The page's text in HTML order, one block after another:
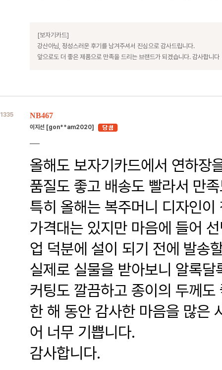
[보자기카드]
강산아님, 정성스러운 후기를 남겨주셔서 진심으로 감사드립니다.
앞으로도 더 좋은 제품으로 만족을 드리는 브랜드가 되겠습니다. 감사합니다
1335 NB467
이지선 [gon**am2020]
올해도 보자기카드에서 연하장
품질도 좋고 배송도 빨라서 만
특히 올해는 복주머니 디자인이
가격대는 있지만 마음에 들어
업 덕분에 설이 되기 전에 발송
실제로 실물을 받아보니 알록달
커팅도 깔끔하고 종이의 두께도
한 해 동안 감사한 마음을 많은
어 너무 기쁩니다.
감사합니다.